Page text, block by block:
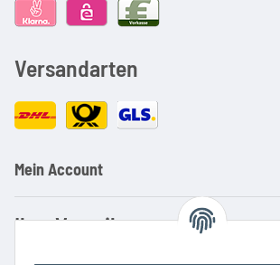
Versandarten
Mein Account
Ihre Vorteile